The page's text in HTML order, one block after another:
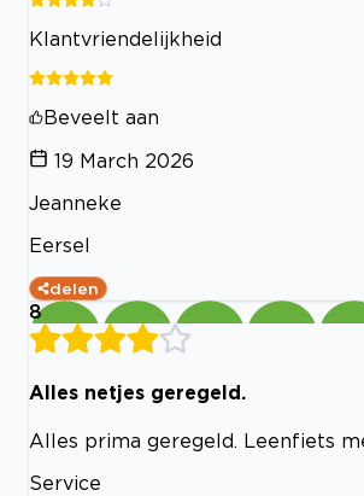
Klantvriendelijkheid
Beveelt aan
19 March 2026
Jeanneke
Eersel
delen
8
Alles netjes geregeld.
Alles prima geregeld. Leenfiets
Service